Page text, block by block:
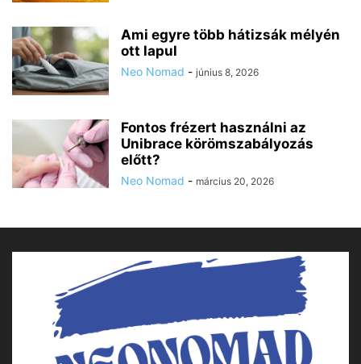
Ami egyre több hátizsák mélyén
ott lapul
Neo Nomad - június 8, 2026
Fontos frézert használni az
Unibrace körömszabályozás
előtt?
Neo Nomad - március 20, 2026